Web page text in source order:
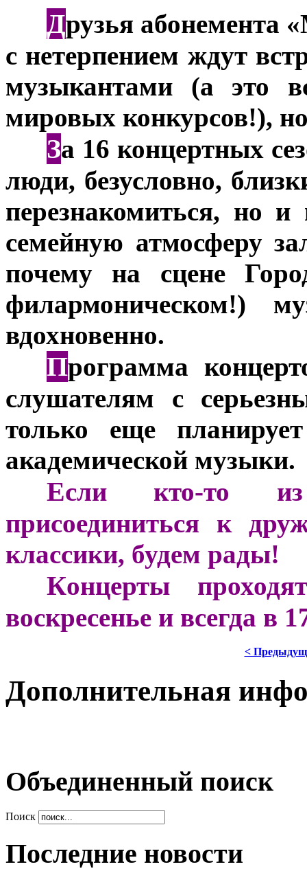
Друзья абонемента
с нетерпением ждут
музыкантами (а это
мировых конкурсов!),
За 16 концертных
люди, безусловно,
перезнакомиться, но
семейную атмосферу
почему на сцене
филармоническом!)
вдохновенно.
Программа
слушателям с
только еще
академической музыки.
Если кто-то из
присоединиться к
классики, будем рады!
Концерты
воскресенье и всегда в
<
Дополнительная
Объединенный поиск
Поиск
Последние новости